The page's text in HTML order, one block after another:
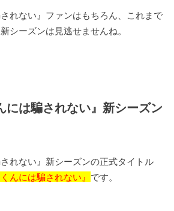
されない』ファンはもちろん、これまで
シーズンは見逃せませんね。
には騙されない』新シーズン
されない』新シーズンの正式タイトル
んには騙されない』 です。